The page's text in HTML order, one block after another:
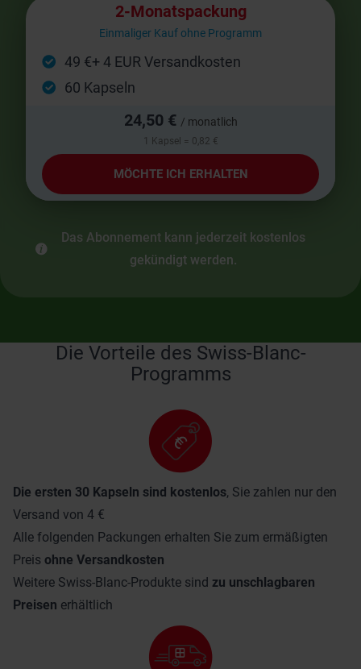
2-Monatspackung
Einmaliger Kauf ohne Programm
49 €+ 4 EUR Versandkosten
60 Kapseln
24,50 € / monatlich
1 Kapsel = 0,82 €
MÖCHTE ICH ERHALTEN
Das Abonnement kann jederzeit kostenlos
gekündigt werden.
Die Vorteile des Swiss-Blanc-
Programms
Die ersten 30 Kapseln sind kostenlos, Sie zahlen nur den
Versand von 4 €
Alle folgenden Packungen erhalten Sie zum ermäßigten
Preis ohne Versandkosten
Weitere Swiss-Blanc-Produkte sind zu unschlagbaren
Preisen erhältlich